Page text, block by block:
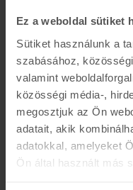
Ez a weboldal sütiket
Sütiket használunk a
szabásához,
valamint
közösségi média-,
megosztjuk az Ön
adatait, akik
adatokkal, amelyeket
Ön által használt más
Ha rendelés